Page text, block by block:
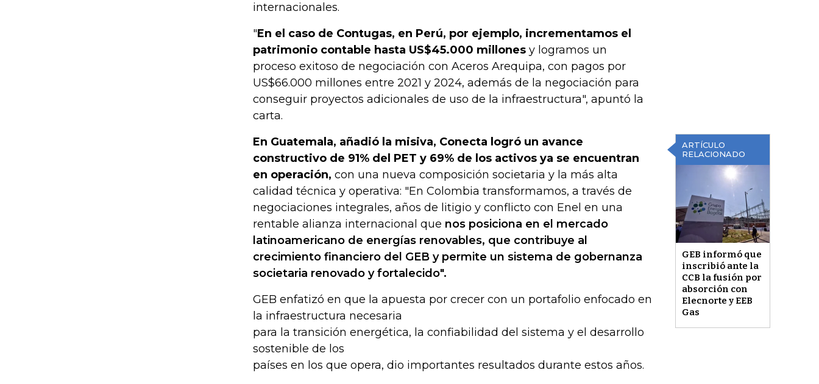
internacionales.
"En el caso de Contugas, en Perú, por ejemplo, incrementamos el
patrimonio contable hasta US$45.000 millones y logramos un
proceso exitoso de negociación con Aceros Arequipa, con pagos por
US$66.000 millones entre 2021 y 2024, además de la negociación para
conseguir proyectos adicionales de uso de la infraestructura", apuntó la
carta.
ARTÍCULO
RELACIONADO
GEB informó que
inscribió ante la
CCB la fusión por
absorción con
Elecnorte y EEB
Gas
En Guatemala, añadió la misiva, Conecta logró un avance
constructivo de 91% del PET y 69% de los activos ya se encuentran
en operación, con una nueva composición societaria y la más alta
calidad técnica y operativa: "En Colombia transformamos, a través de
negociaciones integrales, años de litigio y conflicto con Enel en una
rentable alianza internacional que nos posiciona en el mercado
latinoamericano de energías renovables, que contribuye al
crecimiento financiero del GEB y permite un sistema de gobernanza
societaria renovado y fortalecido".
GEB enfatizó en que la apuesta por crecer con un portafolio enfocado en
la infraestructura necesaria
para la transición energética, la confiabilidad del sistema y el desarrollo
sostenible de los
países en los que opera, dio importantes resultados durante estos años.